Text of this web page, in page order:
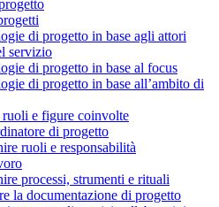
di progetto in base agli attori
servizio
di progetto in base al focus
di progetto in base all’ambito di
ruoli e figure coinvolte
di progetto
ruoli e responsabilità
processi, strumenti e rituali
la documentazione di progetto